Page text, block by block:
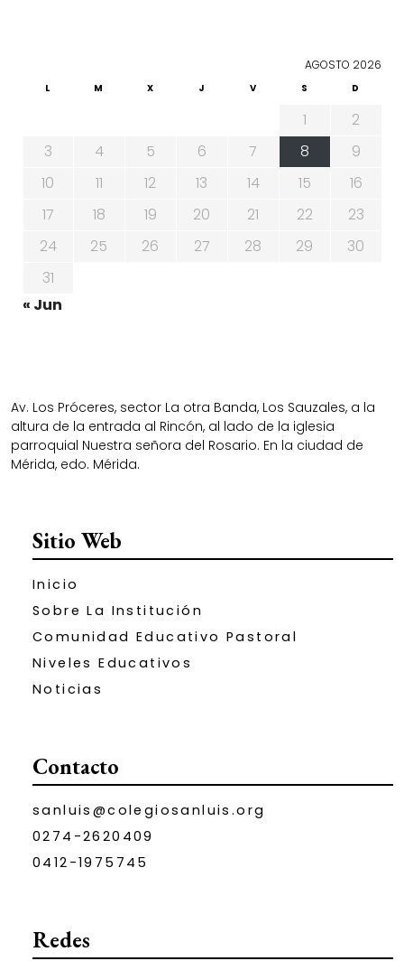
AGOSTO 2026
L M X J V S D
1
2
3
4 5 6 7 8
9
10
11 12 13 14 15
16
17
18 19 20 21 22
23
24
25 26 27 28 29
30
31
« Jun
Av. Los Próceres, sector La otra Banda, Los Sauzales, a la
altura de la entrada al Rincón, al lado de la iglesia
parroquial Nuestra señora del Rosario. En la ciudad de
Mérida, edo. Mérida.
Sitio Web
Inicio
Sobre La Institución
Comunidad Educativo Pastoral
Niveles Educativos
Noticias
Contacto
sanluis@colegiosanluis.org
0274-2620409
0412-1975745
Redes